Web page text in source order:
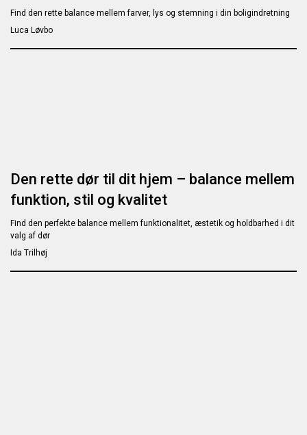
Find den rette balance mellem farver, lys og stemning i din boligindretning
Luca Løvbo
Den rette dør til dit hjem – balance mellem
funktion, stil og kvalitet
Find den perfekte balance mellem funktionalitet, æstetik og holdbarhed i dit
valg af dør
Ida Trilhøj